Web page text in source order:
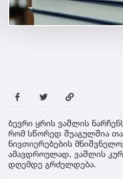
ბევრი ყრის ვაშლის
რომ სწორედ შუაგულშია
ნივთიერებების
ამავდროულად, ვაშლის
დღემდე გრძელდება.